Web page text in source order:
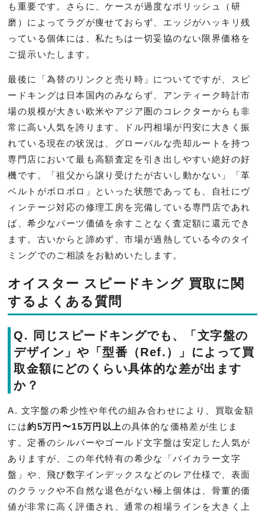
も重要です。さらに、ケースが過度なポリッシュ（研
磨）によってラグが痩せておらず、エッジがハッキリ残
っている個体には、私たちは一切妥協のない限界価格を
ご提示いたします。
最後に「為替のリンクと売り時」についてですが、スピ
ードキングは日本国内のみならず、アンティーク時計市
場の規模が大きい欧米やアジア圏のコレクターからも非
常に高い人気を誇ります。ドル円相場が円安に大きく振
れている現在の状況は、グローバルな売却ルートを持つ
専門店において最も高額査定を引き出しやすい絶好の好
機です。「祖父から譲り受けたが古いし動かない」「革
ベルトがボロボロ」といった状態であっても、自社にヴ
ィンテージ対応の修理工房を完備している専門店であれ
ば、希少なパーツ価値を余すことなく査定額に還元でき
ます。古いからと諦めず、市場が過熱している今のタイ
ミングでのご相談をお勧めいたします。
オイスター スピードキング 買取に関
するよくある質問
Q. 同じスピードキングでも、「文字盤の
デザイン」や「型番（Ref.）」によって買
取金額にどのくらい具体的な差が出ます
か？
A. 文字盤の希少性や年代の組み合わせにより、買取金額
には約5万円〜15万円以上の具体的な価格差が生じま
す。定番のシルバーやゴールド文字盤は安定した人気が
ありますが、この年代特有の希少な「バイカラー文字
盤」や、飛び数字インデックスなどのレア仕様で、表面
のクラックや不自然な退色がない極上個体は、骨董的価
値が非常に高く評価され、通常の相場ラインを大きく上